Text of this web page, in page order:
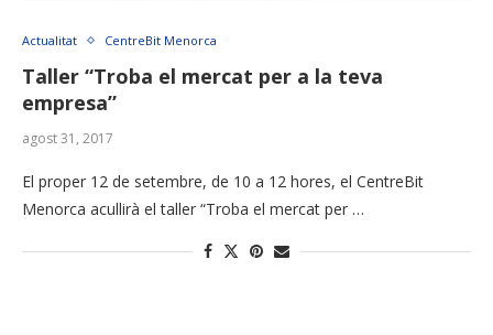
Actualitat CentreBit Menorca
Taller “Troba el mercat per a la teva
empresa”
agost 31, 2017
El proper 12 de setembre, de 10 a 12 hores, el CentreBit
Menorca acullirà el taller “Troba el mercat per …